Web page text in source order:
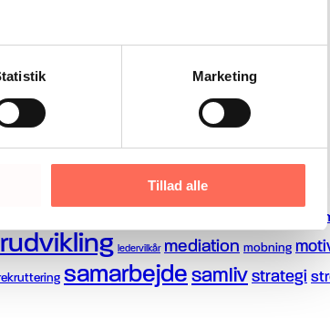
Marketing
Tillad alle
ledervilkår mediation mobning
samarbejdesamlivstrategi